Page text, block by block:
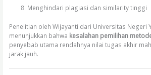
Menghindari plagiasi dan similarity tinggi
Penelitian oleh Wijayanti dari Universitas Negeri
menunjukkan bahwa kesalahan pemilihan
penyebab utama rendahnya nilai tugas akhir
jarak jauh.